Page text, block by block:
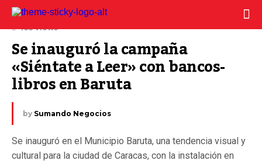
21 julio, 2025
435 Views
Se inauguró la campaña
«Siéntate a Leer» con bancos-
libros en Baruta
by Sumando Negocios
Se inauguró en el Municipio Baruta, una tendencia visual y
cultural para la ciudad de Caracas, con la instalación en